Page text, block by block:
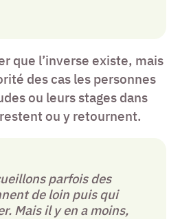
que l’inverse existe, mais
des cas les personnes
ou leurs stages dans
ou y retournent.
parfois des
de loin puis qui
Mais il y en a moins,